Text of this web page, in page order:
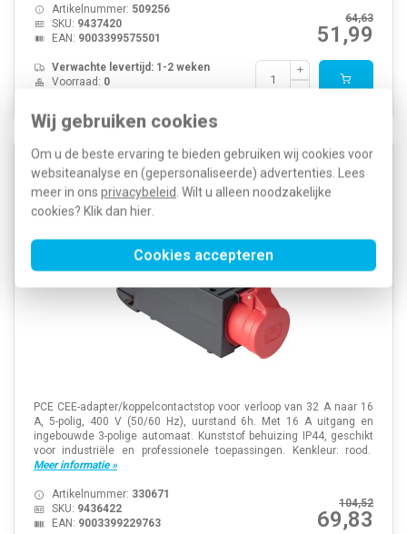
Wij gebruiken cookies
Om u de beste ervaring te bieden gebruiken wij cookies voor
websiteanalyse en (gepersonaliseerde) advertenties. Lees
meer in ons privacybeleid. Wilt u alleen noodzakelijke
cookies? Klik dan hier.
Cookies accepteren
64,63
51,99
Artikelnummer: 509256
SKU: 9437420
EAN: 9003399575501
Verwachte levertijd: 1-2 weken
Voorraad: 0
PCE 9436422 CEE-adapter/verloop van 32A naar 16A
5-polig 400V 6h rood IP44
PCE CEE-adapter/koppelcontactstop voor verloop van 32 A naar 16
A, 5-polig, 400 V (50/60 Hz), uurstand 6h. Met 16 A uitgang en
ingebouwde 3-polige automaat. Kunststof behuizing IP44, geschikt
voor industriële en professionele toepassingen. Kenkleur: rood.
Meer informatie »
104,52
69,83
Artikelnummer: 330671
SKU: 9436422
EAN: 9003399229763